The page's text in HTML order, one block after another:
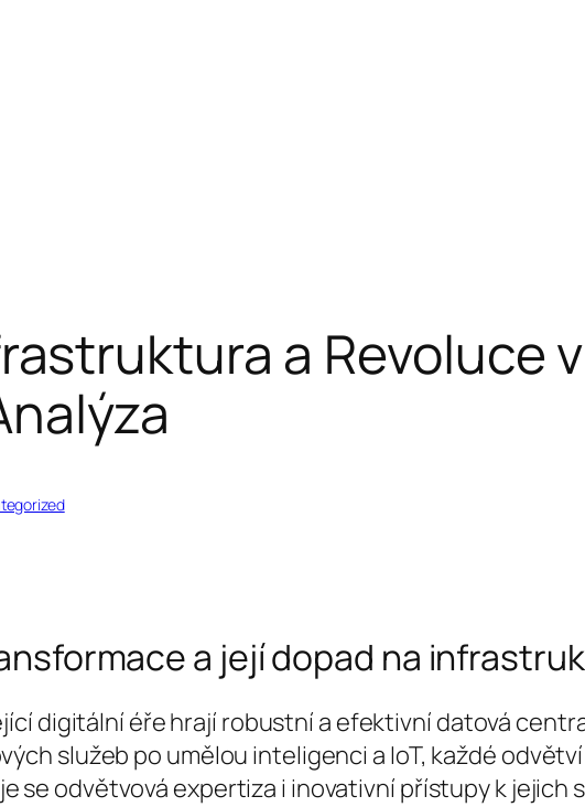
a Revoluce
a její dopad na
digitální éře hrají robustní a efektivní datová
služeb po umělou inteligenci a IoT, každé
se odvětvová expertiza i inovativní přístupy k jejich